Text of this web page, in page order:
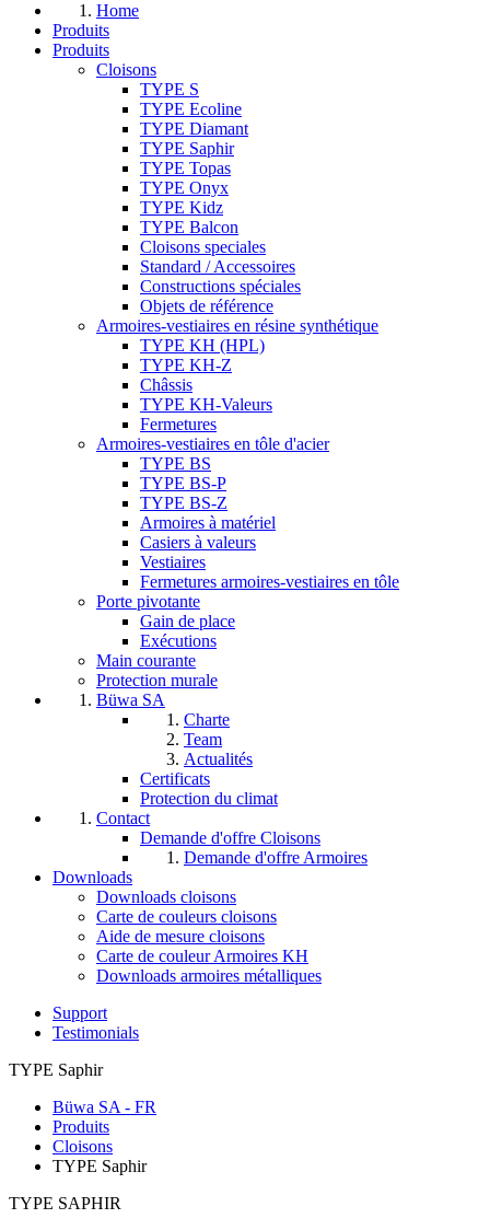
Home
Produits
Produits
Cloisons
TYPE S
TYPE Ecoline
TYPE Diamant
TYPE Saphir
TYPE Topas
TYPE Onyx
TYPE Kidz
TYPE Balcon
Cloisons speciales
Standard / Accessoires
Constructions spéciales
Objets de référence
Armoires-vestiaires en résine synthétique
TYPE KH (HPL)
TYPE KH-Z
Châssis
TYPE KH-Valeurs
Fermetures
Armoires-vestiaires en tôle d'acier
TYPE BS
TYPE BS-P
TYPE BS-Z
Armoires à matériel
Casiers à valeurs
Vestiaires
Fermetures armoires-vestiaires en tôle
Porte pivotante
Gain de place
Exécutions
Main courante
Protection murale
Büwa SA
Charte
Team
Actualités
Certificats
Protection du climat
Contact
Demande d'offre Cloisons
Demande d'offre Armoires
Downloads
Downloads cloisons
Carte de couleurs cloisons
Aide de mesure cloisons
Carte de couleur Armoires KH
Downloads armoires métalliques
Support
Testimonials
TYPE Saphir
Büwa SA - FR
Produits
Cloisons
TYPE Saphir
TYPE SAPHIR